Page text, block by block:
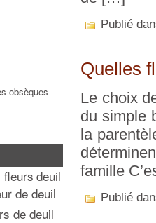
obsèques
fleursdeuil
de deuil
de deuil
Publié
Quelles
Le choix
du simple
la
famille
Publié